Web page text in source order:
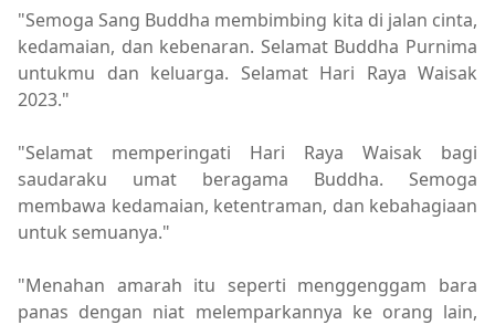
"Semoga Sang Buddha membimbing kita di jalan cinta,
kedamaian, dan kebenaran. Selamat Buddha Purnima
untukmu dan keluarga. Selamat Hari Raya Waisak
2023."
"Selamat memperingati Hari Raya Waisak bagi
saudaraku umat beragama Buddha. Semoga
membawa kedamaian, ketentraman, dan kebahagiaan
untuk semuanya."
"Menahan amarah itu seperti menggenggam bara
panas dengan niat melemparkannya ke orang lain,